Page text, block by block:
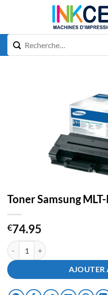
Toner Samsung
€74.95
quantité de Toner Samsung MLT-
AJOUTER